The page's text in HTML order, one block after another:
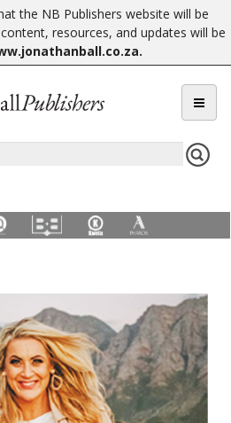
the NB Publishers website will be
resources, and updates will be
.